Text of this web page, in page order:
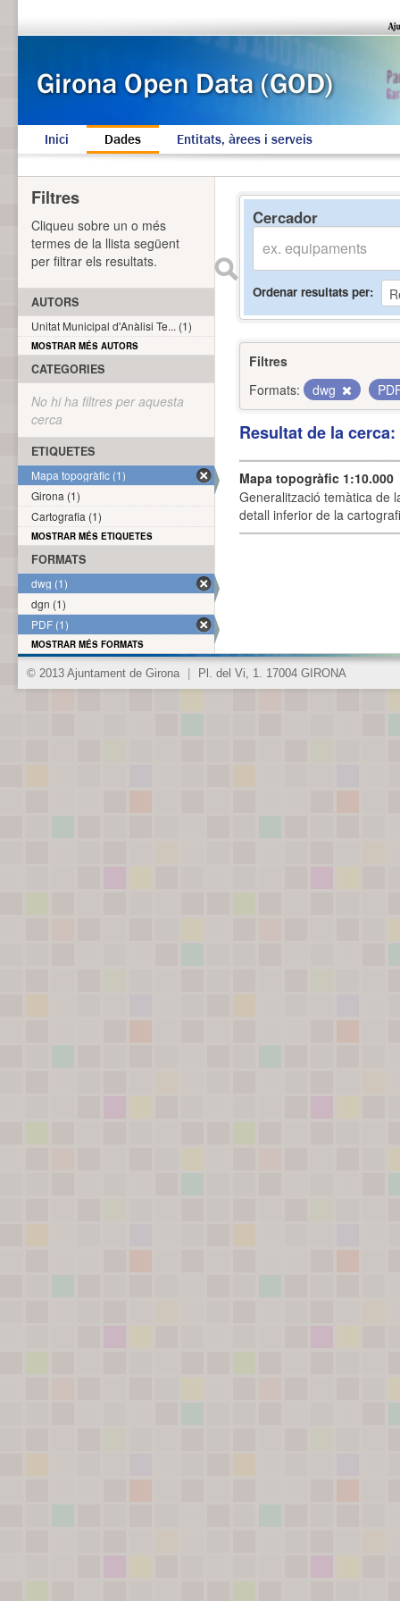
Inici Dades Entitats, àrees i serveis
Cercador
Ordenar resultats per
Filtres
Formats:
dwg
Resultat de la
Mapa topogràfic 1:10.000
Generalització temàtica de
detall inferior de la
Filtres
Cliqueu sobre un o més
termes de la llista següent
per filtrar els resultats.
AUTORS
Unitat Municipal d'Anàlisi Te... (1)
MOSTRAR MÉS AUTORS
CATEGORIES
No hi ha filtres per aquesta
cerca
ETIQUETES
Mapa topogràfic (1)
Girona (1)
Cartografia (1)
MOSTRAR MÉS ETIQUETES
FORMATS
dwg (1)
dgn (1)
PDF (1)
MOSTRAR MÉS FORMATS
© 2013 Ajuntament de Girona Pl. del Vi, 1. 17004 GIRONA